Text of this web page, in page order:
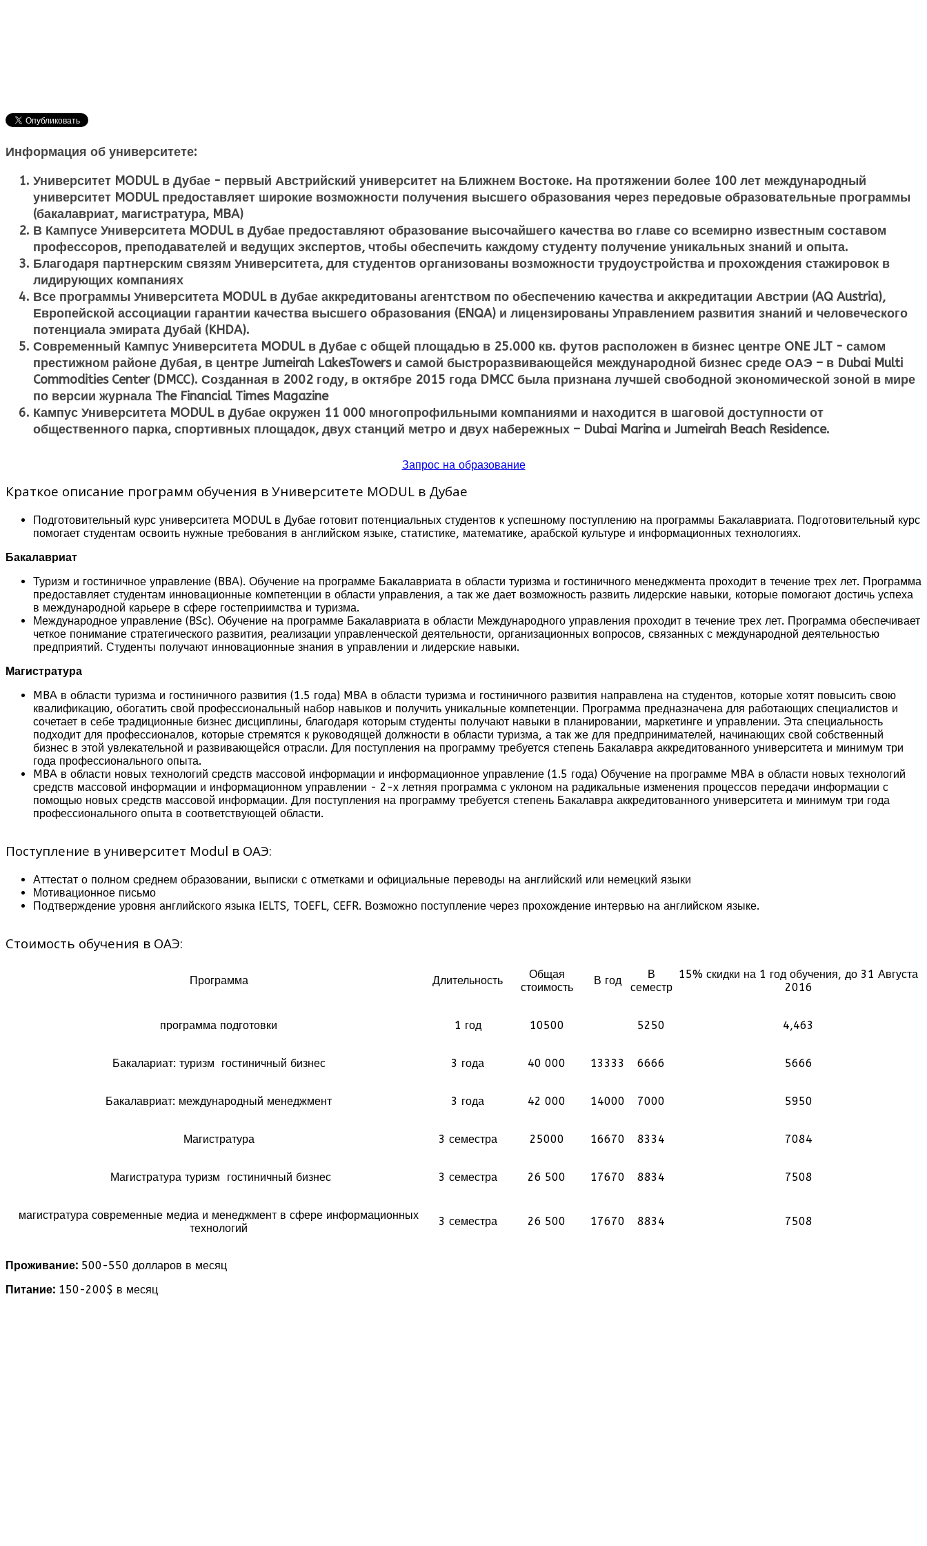
Информация об университете:
Университет MODUL в Дубае - первый Австрийский университет на Ближнем Востоке. На протяжении более 100 лет международный
университет MODUL предоставляет широкие возможности получения высшего образования через передовые образовательные программы
(бакалавриат, магистратура, MBA)
В Кампусе Университета MODUL в Дубае предоставляют образование высочайшего качества во главе со всемирно известным составом
профессоров, преподавателей и ведущих экспертов, чтобы обеспечить каждому студенту получение уникальных знаний и опыта.
Благодаря партнерским связям Университета, для студентов организованы возможности трудоустройства и прохождения стажировок в
лидирующих компаниях
Все программы Университета MODUL в Дубае аккредитованы агентством по обеспечению качества и аккредитации Австрии (AQ Austria),
Европейской ассоциации гарантии качества высшего образования (ENQA) и лицензированы Управлением развития знаний и человеческого
потенциала эмирата Дубай (KHDA).
Современный Кампус Университета MODUL в Дубае с общей площадью в 25.000 кв. футов расположен в бизнес центре ONE JLT - самом
престижном районе Дубая, в центре Jumeirah LakesTowers и самой быстроразвивающейся международной бизнес среде ОАЭ – в Dubai Multi
Commodities Center (DMCC). Созданная в 2002 году, в октябре 2015 года DMCC была признана лучшей свободной экономической зоной в мире
по версии журнала The Financial Times Magazine
Кампус Университета MODUL в Дубае окружен 11 000 многопрофильными компаниями и находится в шаговой доступности от
общественного парка, спортивных площадок, двух станций метро и двух набережных – Dubai Marina и Jumeirah Beach Residence.
Запрос на образование
Краткое описание программ обучения в Университете MODUL в Дубае
Подготовительный курс университета MODUL в Дубае готовит потенциальных студентов к успешному поступлению на программы Бакалавриата. Подготовительный курс
помогает студентам освоить нужные требования в английском языке, статистике, математике, арабской культуре и информационных технологиях.
Бакалавриат
Туризм и гостиничное управление (BBA). Обучение на программе Бакалавриата в области туризма и гостиничного менеджмента проходит в течение трех лет. Программа
предоставляет студентам инновационные компетенции в области управления, а так же дает возможность развить лидерские навыки, которые помогают достичь успеха
в международной карьере в сфере гостеприимства и туризма.
Международное управление (BSc). Обучение на программе Бакалавриата в области Международного управления проходит в течение трех лет. Программа обеспечивает
четкое понимание стратегического развития, реализации управленческой деятельности, организационных вопросов, связанных с международной деятельностью
предприятий. Студенты получают инновационные знания в управлении и лидерские навыки.
Магистратура
MBA в области туризма и гостиничного развития (1.5 года) MBA в области туризма и гостиничного развития направлена на студентов, которые хотят повысить свою
квалификацию, обогатить свой профессиональный набор навыков и получить уникальные компетенции. Программа предназначена для работающих специалистов и
сочетает в себе традиционные бизнес дисциплины, благодаря которым студенты получают навыки в планировании, маркетинге и управлении. Эта специальность
подходит для профессионалов, которые стремятся к руководящей должности в области туризма, а так же для предпринимателей, начинающих свой собственный
бизнес в этой увлекательной и развивающейся отрасли. Для поступления на программу требуется степень Бакалавра аккредитованного университета и минимум три
года профессионального опыта.
MBA в области новых технологий средств массовой информации и информационное управление (1.5 года) Обучение на программе MBA в области новых технологий
средств массовой информации и информационном управлении - 2-х летняя программа с уклоном на радикальные изменения процессов передачи информации с
помощью новых средств массовой информации. Для поступления на программу требуется степень Бакалавра аккредитованного университета и минимум три года
профессионального опыта в соответствующей области.
Поступление в университет Modul в ОАЭ:
Аттестат о полном среднем образовании, выписки с отметками и официальные переводы на английский или немецкий языки
Мотивационное письмо
Подтверждение уровня английского языка IELTS, TOEFL, CEFR. Возможно поступление через прохождение интервью на английском языке.
Стоимость обучения в ОАЭ:
Программа Длительность
Общая
стоимость
В год
В
семестр
15% скидки на 1 год обучения, до 31 Августа
2016
программа подготовки 1 год 10500 5250 4,463
Бакалариат: туризм гостиничный бизнес 3 года 40 000 13333 6666 5666
Бакалавриат: международный менеджмент 3 года 42 000 14000 7000 5950
Магистратура 3 семестра 25000 16670 8334 7084
Магистратура туризм гостиничный бизнес 3 семестра 26 500 17670 8834 7508
магистратура современные медиа и менеджмент в сфере информационных
технологий
3 семестра 26 500 17670 8834 7508
Проживание: 500-550 долларов в месяц
Питание: 150-200$ в месяц